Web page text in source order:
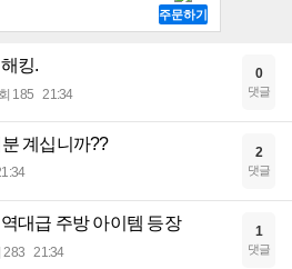
킹.
185 21:34
0
댓글
계십니까?? 2
댓글
대급 주방 아이템 등장
283 21:34
1
댓글